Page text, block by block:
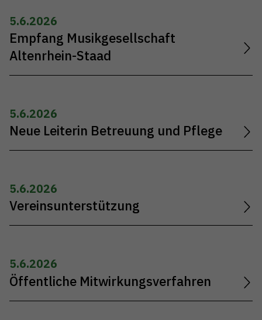
5.6.2026
Empfang Musikgesellschaft
Altenrhein-Staad
5.6.2026
Neue Leiterin Betreuung und Pflege
5.6.2026
Vereinsunterstützung
5.6.2026
Öffentliche Mitwirkungsverfahren